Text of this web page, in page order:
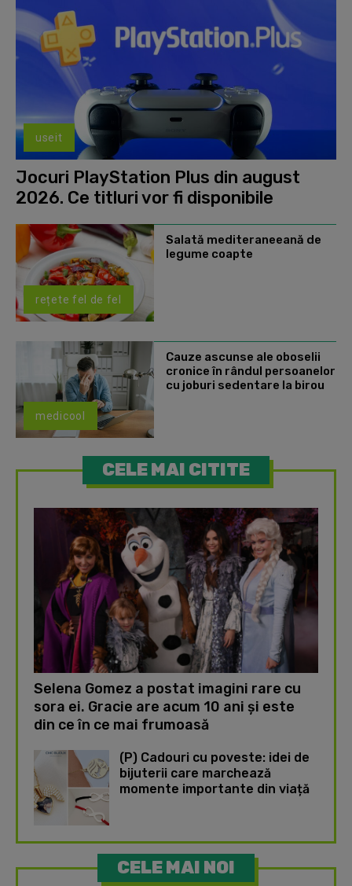
useit
Jocuri PlayStation Plus din august
2026. Ce titluri vor fi disponibile
rețete fel de fel
Salată mediteraneeană de
legume coapte
medicool
Cauze ascunse ale oboselii
cronice în rândul persoanelor
cu joburi sedentare la birou
CELE MAI CITITE
Selena Gomez a postat imagini rare cu
sora ei. Gracie are acum 10 ani și este
din ce în ce mai frumoasă
(P) Cadouri cu poveste: idei de
bijuterii care marchează
momente importante din viață
CELE MAI NOI